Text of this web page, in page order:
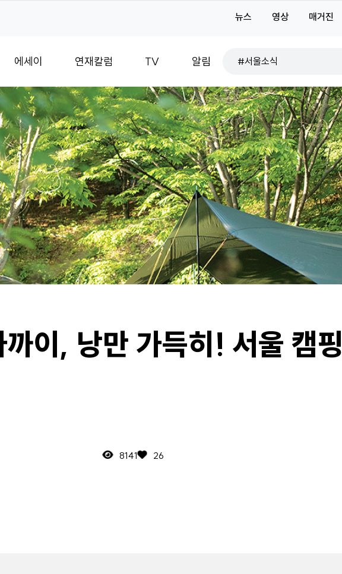
뉴스 영상 매거진
에세이 연재칼럼 TV 알림 #아름의탄생
#취향의발견
#기획
#감성사진관
#로컬의시간
#서울산책
#매력서울
#서울굿즈
#서울사서함
이, 낭만 가득히! 서울 캠핑
8141 26